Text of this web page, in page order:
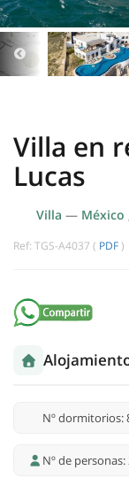
Villa en
Lucas
Villa — México
Ref: TGS-A4037 ( PDF )
Nº dormitorios:
Nº de personas: